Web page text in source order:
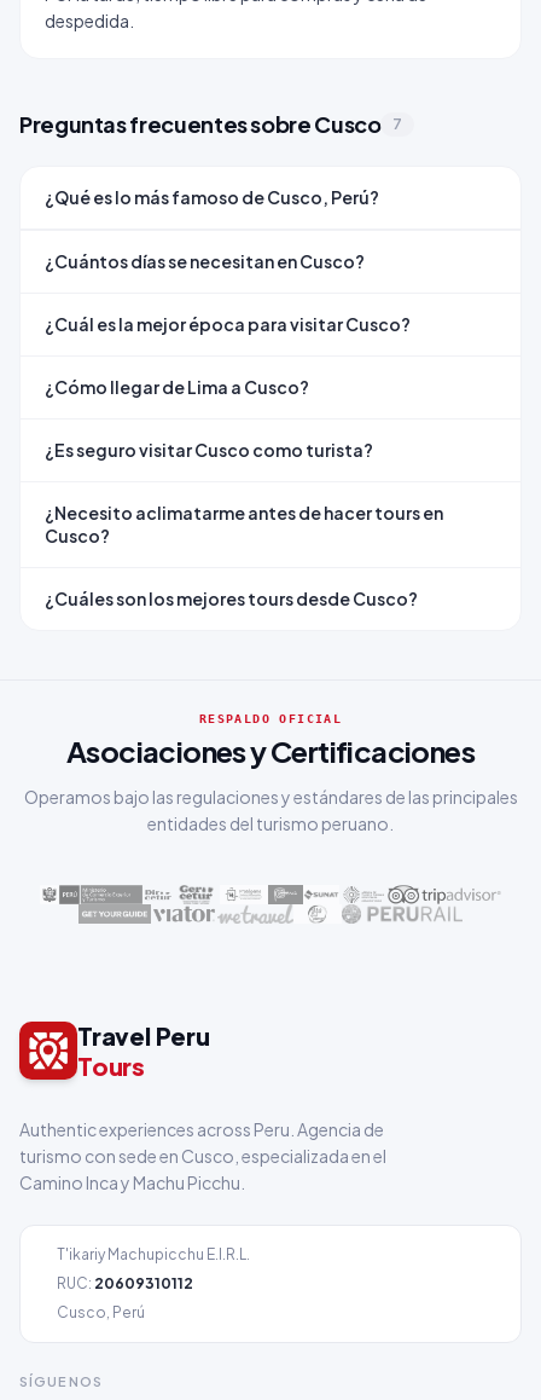
despedida.
Preguntas frecuentes sobre Cusco 7
¿Qué es lo más famoso de Cusco, Perú?
¿Cuántos días se necesitan en Cusco?
¿Cuál es la mejor época para visitar Cusco?
¿Cómo llegar de Lima a Cusco?
¿Es seguro visitar Cusco como turista?
¿Necesito aclimatarme antes de hacer tours en
Cusco?
¿Cuáles son los mejores tours desde Cusco?
RESPALDO OFICIAL
Asociaciones y Certificaciones
Operamos bajo las regulaciones y estándares de las principales
entidades del turismo peruano.
Travel Peru
Tours
Authentic experiences across Peru. Agencia de
turismo con sede en Cusco, especializada en el
Camino Inca y Machu Picchu.
T'ikariy Machupicchu E.I.R.L.
RUC: 20609310112
Cusco, Perú
SÍGUENOS